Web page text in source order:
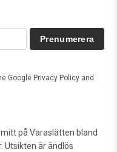
Prenumerera
Google Privacy Policy and
på Varaslätten bland
Utsikten är ändlös